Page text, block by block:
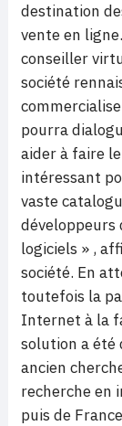
destination
vente en
conseiller
société
pourra
aider à faire
intéressant
vaste
développeurs
logiciels » ,
société. En
toutefois la
Internet à la
solution a été
ancien
recherche en
puis de